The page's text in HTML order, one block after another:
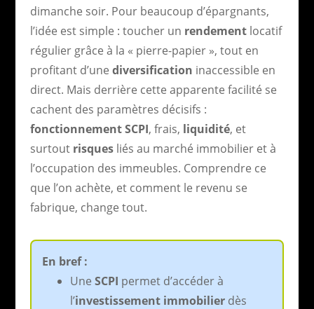
dimanche soir. Pour beaucoup d’épargnants,
l’idée est simple : toucher un rendementlocatif
régulier grâce à la « pierre-papier », tout en
profitant d’une diversification inaccessible en
direct. Mais derrière cette apparente facilité se
cachent des paramètres décisifs :
fonctionnement SCPI, frais, liquidité, et
surtout risquesliés au marché immobilier et à
l’occupation des immeubles. Comprendre ce
que l’on achète, et comment le revenu se
fabrique, change tout.
En bref :
Une SCPI permet d’accéder à
l’investissement immobilierdès